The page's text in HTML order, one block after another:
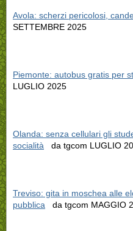
Avola: scherzi pericolosi,
SETTEMBRE 2025
Piemonte: autobus gratis per
LUGLIO 2025
Olanda: senza cellulari gli
socialità da tgcom LUGLIO
Treviso: gita in moschea alle
pubblica da tgcom MAGGIO